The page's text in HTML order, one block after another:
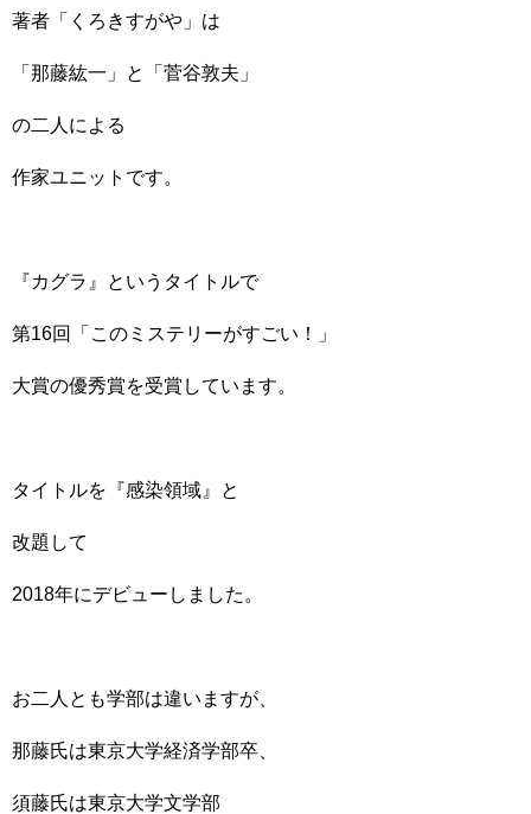
著者「くろきすがや」は
「那藤紘一」と「菅谷敦夫」
の二人による
作家ユニットです。
『カグラ』というタイトルで
第16回「このミステリーがすごい！」
大賞の優秀賞を受賞しています。
タイトルを『感染領域』と
改題して
2018年にデビューしました。
お二人とも学部は違いますが、
那藤氏は東京大学経済学部卒、
須藤氏は東京大学文学部